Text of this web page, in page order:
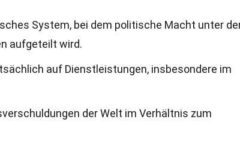
System, bei dem politische Macht unter
aufgeteilt wird.
auf Dienstleistungen, insbesondere im
der Welt im Verhältnis zum